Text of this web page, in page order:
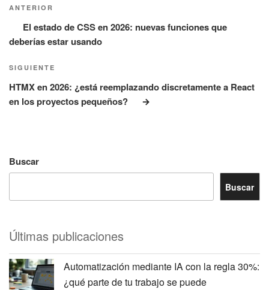
de
entradas
anterior:
ANTERIOR
El estado de CSS en 2026: nuevas funciones que
deberías estar usando
Siguiente
entrada
SIGUIENTE
HTMX en 2026: ¿está reemplazando discretamente a React
en los proyectos pequeños?
Buscar
Buscar
Últimas publicaciones
Automatización mediante IA con la regla 30%:
¿qué parte de tu trabajo se puede